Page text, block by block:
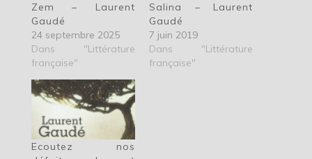
Zem – Laurent
Gaudé
24 septembre 2025
Dans "Littérature
française"
Salina – Laurent
Gaudé
7 juin 2019
Dans "Littérature
française"
Ecoutez nos